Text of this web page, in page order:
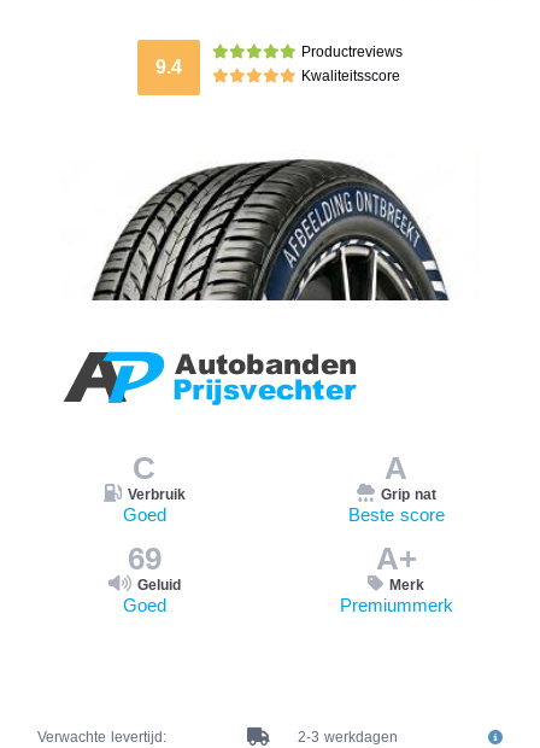
9.4
Productreviews
Kwaliteitsscore
C
Verbruik
Goed
A
Grip nat
Beste score
69
Geluid
Goed
A+
Merk
Premiummerk
Verwachte levertijd:
2-3 werkdagen